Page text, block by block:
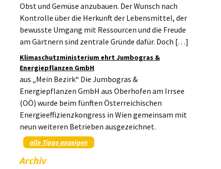
Obst und Gemüse anzubauen. Der Wunsch nach
Kontrolle über die Herkunft der Lebensmittel, der
bewusste Umgang mit Ressourcen und die Freude
am Gärtnern sind zentrale Gründe dafür. Doch […]
Klimaschutzministerium ehrt Jumbogras &
Energiepflanzen GmbH
aus „Mein Bezirk“ Die Jumbogras &
Energiepflanzen GmbH aus Oberhofen am Irrsee
(OÖ) wurde beim fünften Österreichischen
Energieeffizienzkongress in Wien gemeinsam mit
neun weiteren Betrieben ausgezeichnet.
alle Tipps anzeigen
Archiv